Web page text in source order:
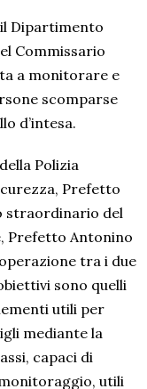
Dipartimento
Commissario
a monitorare e
scomparse
d’intesa.
Polizia
Prefetto
straordinario del
Prefetto Antonino
tra i due
sono quelli
utili per
mediante la
capaci di
utili